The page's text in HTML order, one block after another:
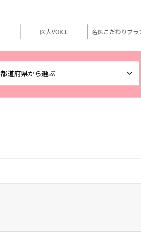
都道府県から選ぶ
医人VOICE 名医こだわりブラ